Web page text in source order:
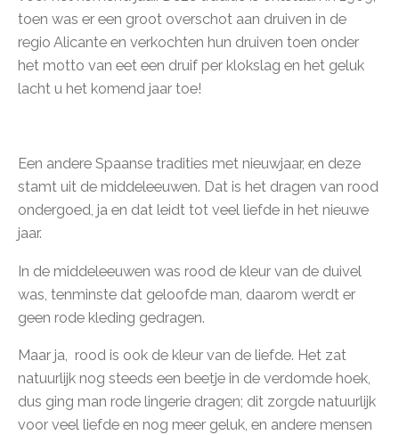
toen was er een groot overschot aan druiven in de
regio Alicante en verkochten hun druiven toen onder
het motto van eet een druif per klokslag en het geluk
lacht u het komend jaar toe!
Een andere Spaanse tradities met nieuwjaar, en deze
stamt uit de middeleeuwen. Dat is het dragen van rood
ondergoed, ja en dat leidt tot veel liefde in het nieuwe
jaar.
In de middeleeuwen was rood de kleur van de duivel
was, tenminste dat geloofde man, daarom werdt er
geen rode kleding gedragen.
Maar ja, rood is ook de kleur van de liefde. Het zat
natuurlijk nog steeds een beetje in de verdomde hoek,
dus ging man rode lingerie dragen; dit zorgde natuurlijk
voor veel liefde en nog meer geluk, en andere mensen